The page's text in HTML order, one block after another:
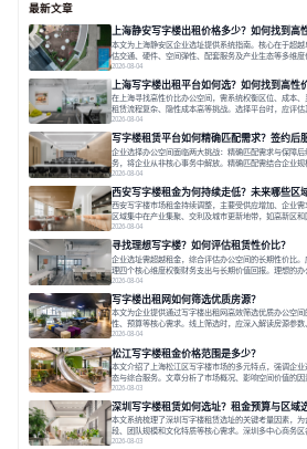
最新文章
上海静安写字楼出租价格多少？如何找到高
本文为上海静安区企业选址提供系统指南。核心在于超
估交通、硬件、空间弹性、配套服务及产业生态等多维
出打破固定工位思维，采用精装灵活空间与共享配套以提
以说明。之后指出，专业运营服务商提供的稳定环境、
价值、助力企业成长的关键。对于许多在
2026-08-04
上海写字楼出租平台如何选？如何找到高性
在上海寻找高性价比办公空间，需系统权衡区位、成本
租赁流程复杂、隐性成本高等挑战。选择平台时，应评
为例，其提供从空间到生态的解决方案，通过特色园区、
业应明确自身需求，实地考察，选择能支持长期发展、提
空间，对于企业行政负责人、中小企业主
2026-08-04
写字楼租赁平台如何精确匹配需求？签约后
企业选择办公空间面临两大挑战：精确匹配需求与保障
务，将企业从非核心事务中解放。精确匹配需结合企业
接；签约后则需构建覆盖硬件运维、共享配套及专业物业
与个性化运营结合，以全国布局和产业生态圈为企业提供
力转变。在为企业寻找办公空间的过程中，
2026-08-04
西安写字楼租金为何持续走低？未来哪些区
西安写字楼市场租金持续调整，主要受供应增加、企业
区域集中在产业集聚、交利及城市更新地带，如高新区
性与员工体验，倾向于提供全包式服务的办公空间。专业
长，推动市场向多元化、高性价比方向发展。近年来，西
一现象引发了的广泛关注。作为西部重要
2026-08-04
寻找理想写字楼？如何评估租赁性价比？
企业选址需超越租金，综合评估办公空间的长期性价比
理四个核心维度权衡财务支出与长期价值回报。理想的
套服务及社群资源赋能业务增长，实现成本与价值的平衡
言，寻找一处合适的办公空间是一项至关重要的决策。这
更直接影响着企业的品牌形象、运营成本
2026-08-04
写字楼出租网如何筛选优质房源？
本文为企业提供通过写字楼出租网高效筛选优质办公空
性、预算等核心需求。线上筛选时，应深入解读房源参
区产业生态与交通区位价值。同时，需考察运营方的品牌
进行线下实地验证，核对空间实景、测试设施、感受园区
数字化时代，写字楼出租网已成为企业寻找
2026-08-04
松江写字楼租金价格范围是多少？
本文介绍了上海松江区写字楼市场的多元特点，强调企
态与综合服务。文章分析了市场概况、影响空间价值的
空间。之后，以德必集团为例，说明运营方如何通过构建
求与长期价值，选择匹配的发展载体。对于许多寻求在上
解该区域的写字楼市场概况是决策的首先
2026-08-03
深圳写字楼租赁如何选址？租金预算与区域
本文系统梳理了深圳写字楼租赁选址的关键考量因素，
段、团队规模和文化特质等核心需求。深圳多中心商务
新活力强，前海具政策优势。除传统写字楼外，创意产业
2026-08-03